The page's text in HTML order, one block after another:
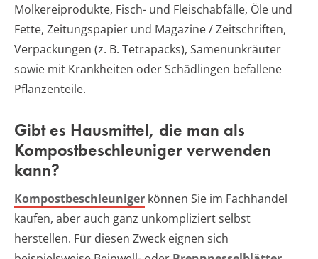
Molkereiprodukte, Fisch- und Fleischabfälle, Öle und
Fette, Zeitungspapier und Magazine / Zeitschriften,
Verpackungen (z. B. Tetrapacks), Samenunkräuter
sowie mit Krankheiten oder Schädlingen befallene
Pflanzenteile.
Gibt es Hausmittel, die man als
Kompostbeschleuniger verwenden
kann?
Kompostbeschleuniger können Sie im Fachhandel
kaufen, aber auch ganz unkompliziert selbst
herstellen. Für diesen Zweck eignen sich